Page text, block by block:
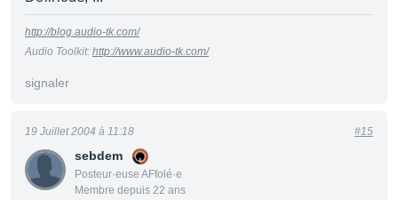
http://blog.audio-tk.com/
Audio Toolkit: http://www.audio-tk.com/
signaler
sebdem
Posteur·euse AFfolé·e
Membre depuis 22 ans
19 Juillet 2004 à 11:18 #15